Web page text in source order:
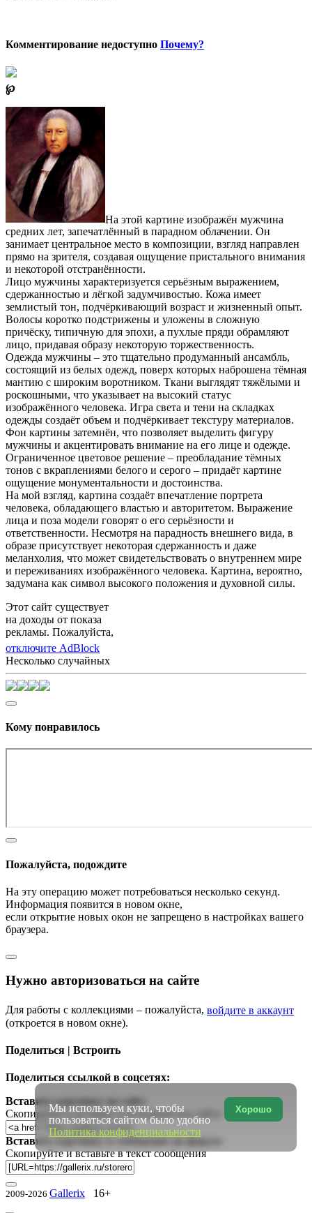
Комментирование недоступно Почему?
℘
На этой картине изображён мужчина
средних лет, запечатлённый в парадном облачении. Он
занимает центральное место в композиции, взгляд направлен
прямо на зрителя, создавая ощущение пристального внимания
и некоторой отстранённости.
Лицо мужчины характеризуется серьёзным выражением,
сдержанностью и лёгкой задумчивостью. Кожа имеет
землистый тон, подчёркивающий возраст и жизненный опыт.
Волосы коротко подстрижены и уложены в сложную
причёску, типичную для эпохи, а пухлые пряди обрамляют
лицо, придавая образу некоторую торжественность.
Одежда мужчины – это тщательно продуманный ансамбль,
состоящий из белых одежд, поверх которых наброшена тёмная
мантию с широким воротником. Ткани выглядят тяжёлыми и
роскошными, что указывает на высокий статус
изображённого человека. Игра света и тени на складках
одежды создаёт объем и подчёркивает текстуру материалов.
Фон картины затемнён, что позволяет выделить фигуру
мужчины и акцентировать внимание на его лице и одежде.
Ограниченное цветовое решение – преобладание тёмных
тонов с вкраплениями белого и серого – придаёт картине
ощущение монументальности и достоинства.
На мой взгляд, картина создаёт впечатление портрета
человека, обладающего властью и авторитетом. Выражение
лица и поза модели говорят о его серьёзности и
ответственности. Несмотря на парадность внешнего вида, в
образе присутствует некоторая сдержанность и даже
меланхолия, что может свидетельствовать о внутреннем мире
и переживаниях изображённого человека. Картина, вероятно,
задумана как символ высокого положения и духовной силы.
Этот сайт существует
на доходы от показа
рекламы. Пожалуйста,
отключите AdBlock
Несколько случайных
Кому понравилось
Пожалуйста, подождите
На эту операцию может потребоваться несколько секунд.
Информация появится в новом окне,
если открытие новых окон не запрещено в настройках вашего
браузера.
Нужно авторизоваться на сайте
Для работы с коллекциями – пожалуйста, войдите в аккаунт
(откроется в новом окне).
Поделиться | Встроить
Поделиться ссылкой в соцсетях:
Вставить картинку на сайт:
Скопируйте и вставьте в исходный код сайта
Вставить картинку в сообщение на форум:
Скопируйте и вставьте в текст сообщения
2009-2026 Gallerix 16+
Хорошо
Мы используем куки, чтобы
пользоваться сайтом было удобно
Политика конфиденциальности